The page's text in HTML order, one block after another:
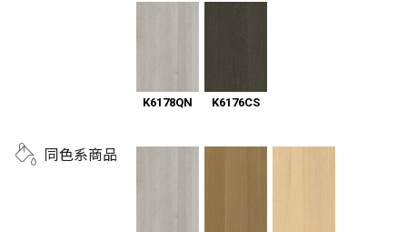
K6178QN K6176CS
同色系商品